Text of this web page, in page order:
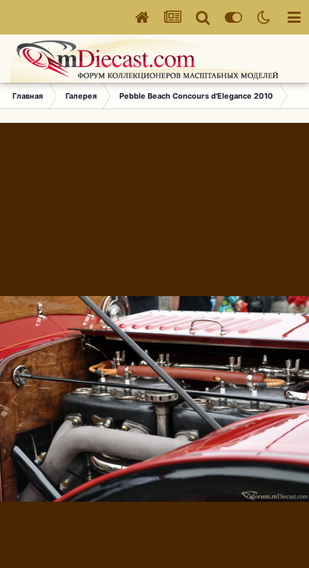
Главная Галерея Pebble Beach Concours d'Elegance 2010